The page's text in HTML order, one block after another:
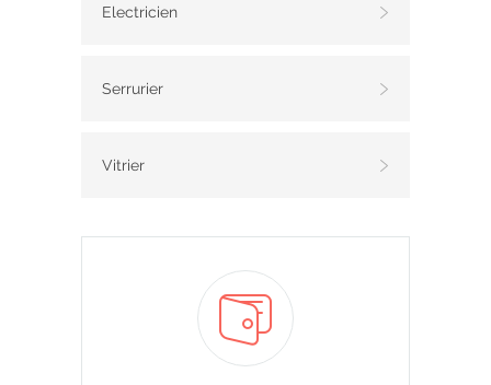
Electricien
Serrurier
Vitrier